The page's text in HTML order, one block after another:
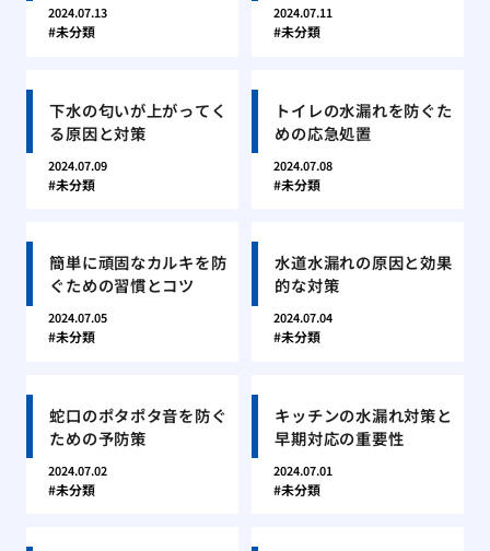
2024.07.13
未分類
2024.07.11
未分類
下水の匂いが上がってく
る原因と対策
2024.07.09
未分類
トイレの水漏れを防ぐた
めの応急処置
2024.07.08
未分類
簡単に頑固なカルキを防
ぐための習慣とコツ
2024.07.05
未分類
水道水漏れの原因と効果
的な対策
2024.07.04
未分類
蛇口のポタポタ音を防ぐ
ための予防策
2024.07.02
未分類
キッチンの水漏れ対策と
早期対応の重要性
2024.07.01
未分類